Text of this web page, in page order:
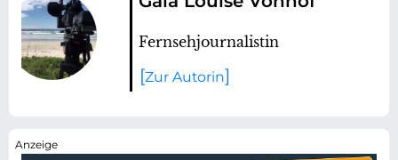
Fernsehjournalistin
Zur Autorin